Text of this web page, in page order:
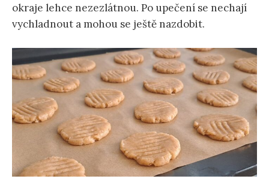
okraje lehce nezezlátnou. Po upečení se nechají
vychladnout a mohou se ještě nazdobit.